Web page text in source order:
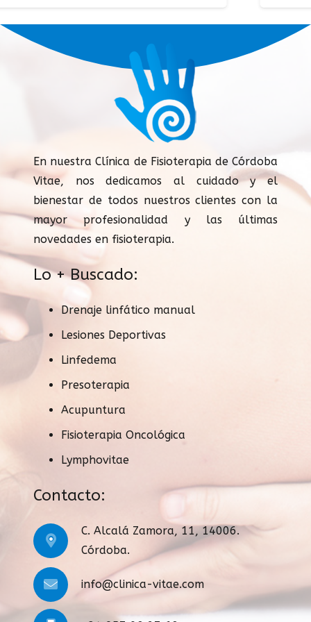
En nuestra Clínica de Fisioterapia de Córdoba
Vitae, nos dedicamos al cuidado y el
bienestar de todos nuestros clientes con la
mayor profesionalidad y las últimas
novedades en fisioterapia.
Lo + Buscado:
Drenaje linfático manual
Lesiones Deportivas
Linfedema
Presoterapia
Acupuntura
Fisioterapia Oncológica
Lymphovitae
Contacto:
C. Alcalá Zamora, 11, 14006.
Córdoba.
info@clinica-vitae.com